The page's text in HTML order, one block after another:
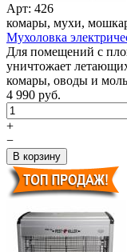
Арт: 426
комары, мухи,
Мухоловка
Для помещений с
уничтожает
комары, оводы и
4 990 руб.
+
−